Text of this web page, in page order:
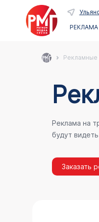
РЕКЛАМА
Рекламные
Реклама на
будут
Заказать